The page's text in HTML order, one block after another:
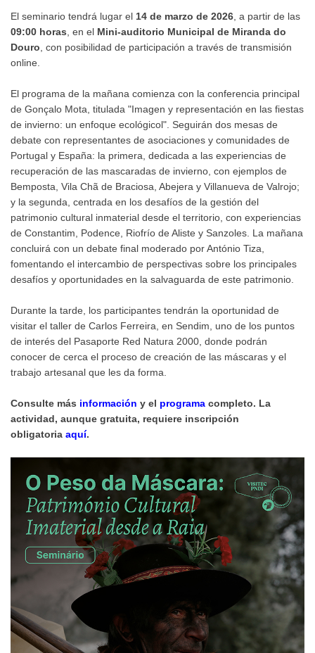
El seminario tendrá lugar el 14 de marzo de 2026 , a partir de las
09:00 horas , en el Mini-auditorio Municipal de Miranda do
Douro , con posibilidad de participación a través de transmisión
online.
El programa de la mañana comienza con la conferencia principal
de Gonçalo Mota, titulada "Imagen y representación en las fiestas
de invierno: un enfoque ecológicol". Seguirán dos mesas de
debate con representantes de asociaciones y comunidades de
Portugal y España: la primera, dedicada a las experiencias de
recuperación de las mascaradas de invierno, con ejemplos de
Bemposta, Vila Chã de Braciosa, Abejera y Villanueva de Valrojo;
y la segunda, centrada en los desafíos de la gestión del
patrimonio cultural inmaterial desde el territorio, con experiencias
de Constantim, Podence, Riofrío de Aliste y Sanzoles. La mañana
concluirá con un debate final moderado por António Tiza,
fomentando el intercambio de perspectivas sobre los principales
desafíos y oportunidades en la salvaguarda de este patrimonio.
Durante la tarde, los participantes tendrán la oportunidad de
visitar el taller de Carlos Ferreira, en Sendim, uno de los puntos
de interés del Pasaporte Red Natura 2000, donde podrán
conocer de cerca el proceso de creación de las máscaras y el
trabajo artesanal que les da forma.
Consulte más información y el programa completo. La
actividad, aunque gratuita, requiere inscripción
obligatoria aquí.